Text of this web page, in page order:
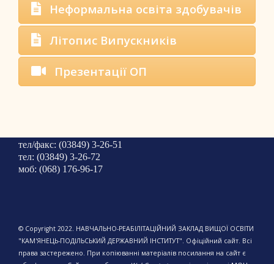
Неформальна освіта здобувачів
Літопис Випускників
Презентації ОП
тел/факс: (03849) 3-26-51
тел: (03849) 3-26-72
моб: (068) 176-96-17
© Copyright 2022. НАВЧАЛЬНО-РЕАБІЛІТАЦІЙНИЙ ЗАКЛАД ВИЩОЇ ОСВІТИ
"КАМ'ЯНЕЦЬ-ПОДІЛЬСЬКИЙ ДЕРЖАВНИЙ ІНСТИТУТ". Офіційний сайт. Всі
права застережено. При копіюванні матеріалів посилання на сайт є